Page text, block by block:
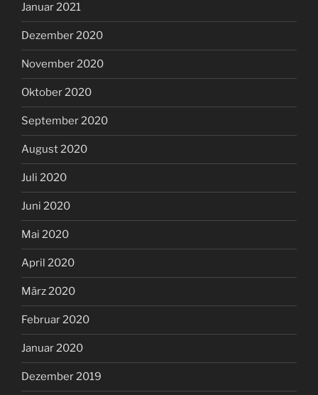
Januar 2021
Dezember 2020
November 2020
Oktober 2020
September 2020
August 2020
Juli 2020
Juni 2020
Mai 2020
April 2020
März 2020
Februar 2020
Januar 2020
Dezember 2019